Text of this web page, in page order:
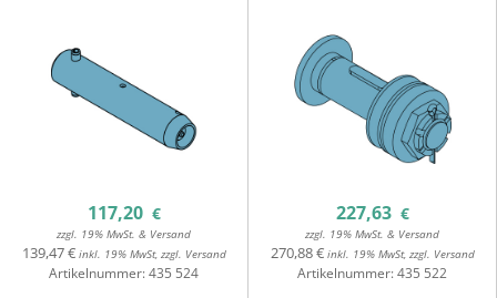
117,20 €
zzgl. 19% MwSt. & Versand
139,47 €inkl. 19% MwSt, zzgl. Versand
Artikelnummer:435 524
227,63 €
zzgl. 19% MwSt. & Versand
270,88 €inkl. 19% MwSt, zzgl. Versand
Artikelnummer:435 522